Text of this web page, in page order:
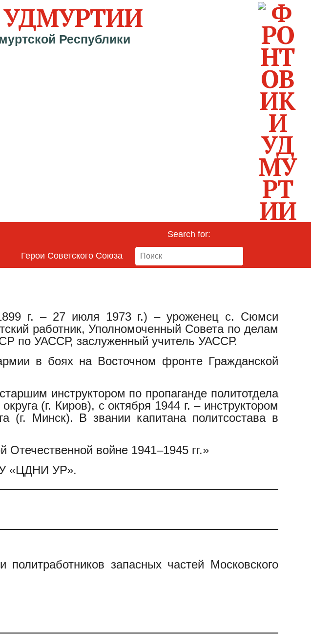
Республики
Герои Советского Союза
Search for:
г. – 27 июля 1973 г.) – уроженец с. Сюмси
работник, Уполномоченный Совета по делам
по УАССР, заслуженный учитель УАССР.
в боях на Восточном фронте Гражданской
инструктором по пропаганде политотдела
(г. Киров), с октября 1944 г. – инструктором
(г. Минск). В звании капитана политсостава в
войне 1941–1945 гг.»
«ЦДНИ УР».
запасных частей Московского